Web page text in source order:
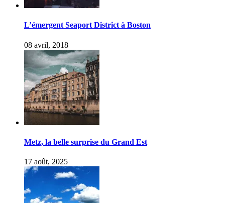
L’émergent Seaport District à Boston
08 avril, 2018
Metz, la belle surprise du Grand Est
17 août, 2025